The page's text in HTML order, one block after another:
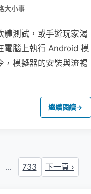
大小事
體測試，或手遊玩家渴
電腦上執行 Android 模
，模擬器的安裝與流暢
繼續閱讀→
... 733 下一頁 ›